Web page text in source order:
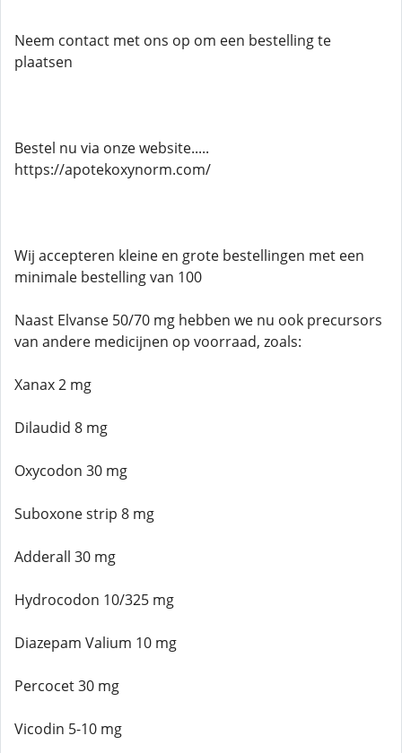
Neem contact met ons op om een ​​bestelling te
plaatsen
Bestel nu via onze website.....
https://apotekoxynorm.com/
Wij accepteren kleine en grote bestellingen met een
minimale bestelling van 100
Naast Elvanse 50/70 mg hebben we nu ook precursors
van andere medicijnen op voorraad, zoals:
Xanax 2 mg
Dilaudid 8 mg
Oxycodon 30 mg
Suboxone strip 8 mg
Adderall 30 mg
Hydrocodon 10/325 mg
Diazepam Valium 10 mg
Percocet 30 mg
Vicodin 5-10 mg